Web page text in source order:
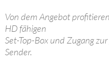
Von dem Angebot
HD fähigen
Set-Top-Box und Zugang
Sender.